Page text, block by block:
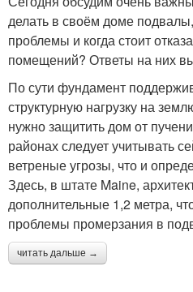
делать в своём доме
проблемы и когда стоит
помещений? Ответы на них
По сути фундамент
структурную нагрузку на
нужно защитить дом от
районах следует учитывать
ветреные угрозы, что и
Здесь, в штате Maine,
дополнительные 1,2 метра,
проблемы промерзания в
читать дальше →